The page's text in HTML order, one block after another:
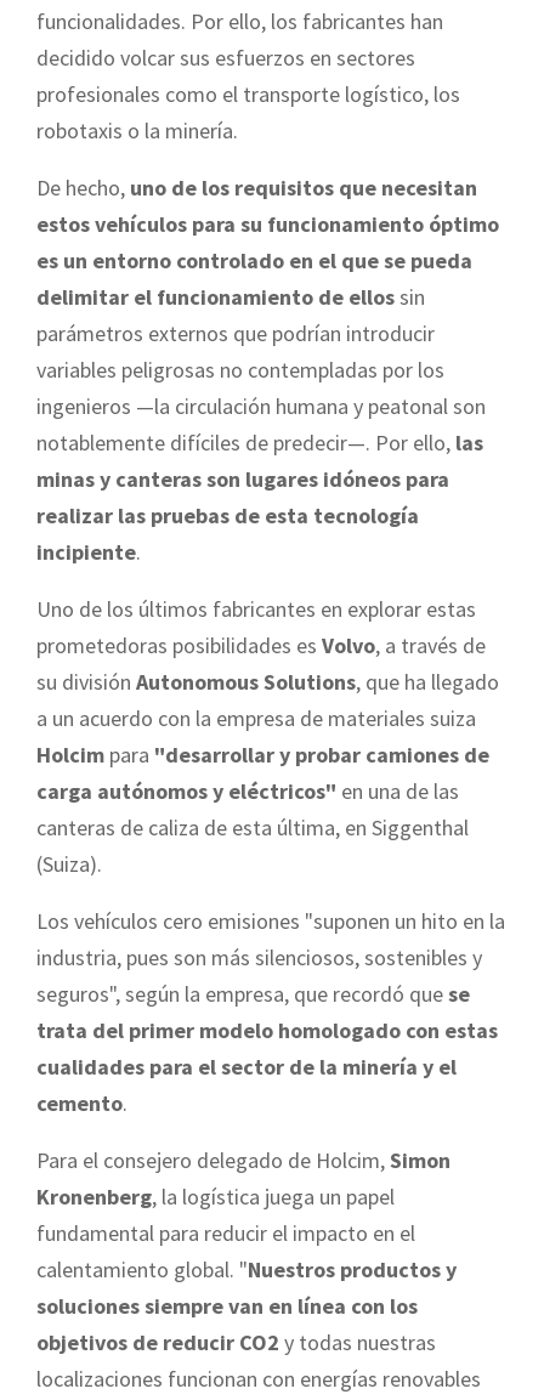
funcionalidades. Por ello, los fabricantes han
decidido volcar sus esfuerzos en sectores
profesionales como el transporte logístico, los
robotaxis o la minería.
De hecho, uno de los requisitos que necesitan
estos vehículos para su funcionamiento óptimo
es un entorno controlado en el que se pueda
delimitar el funcionamiento de ellossin
parámetros externos que podrían introducir
variables peligrosas no contempladas por los
ingenieros —la circulación humana y peatonal son
notablemente difíciles de predecir—. Por ello, las
minas y canteras son lugares idóneos para
realizar las pruebas de esta tecnología
incipiente.
Uno de los últimos fabricantes en explorar estas
prometedoras posibilidades es Volvo, a través de
su división Autonomous Solutions, que ha llegado
a un acuerdo con la empresa de materiales suiza
Holcim para "desarrollar y probar camiones de
carga autónomos y eléctricos" en una de las
canteras de caliza de esta última, en Siggenthal
(Suiza).
Los vehículos cero emisiones "suponen un hito en la
industria, pues son más silenciosos, sostenibles y
seguros", según la empresa, que recordó quese
trata del primer modelo homologado con estas
cualidades para el sector de la minería y el
cemento.
Para el consejero delegado de Holcim,Simon
Kronenberg, la logística juega un papel
fundamental para reducir el impacto en el
calentamiento global. "Nuestros productos y
soluciones siempre van en línea con los
objetivos de reducir CO2 y todas nuestras
localizaciones funcionan con energías renovables